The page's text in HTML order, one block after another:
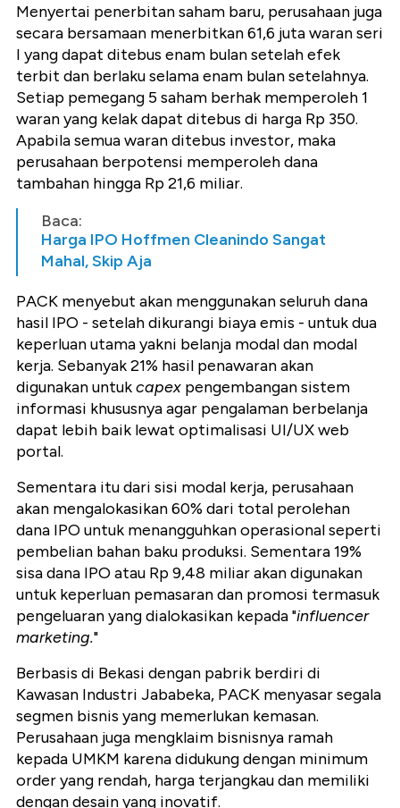
Menyertai penerbitan saham baru, perusahaan juga
secara bersamaan menerbitkan 61,6 juta waran seri
I yang dapat ditebus enam bulan setelah efek
terbit dan berlaku selama enam bulan setelahnya.
Setiap pemegang 5 saham berhak memperoleh 1
waran yang kelak dapat ditebus di harga Rp 350.
Apabila semua waran ditebus investor, maka
perusahaan berpotensi memperoleh dana
tambahan hingga Rp 21,6 miliar.
Baca:
Harga IPO Hoffmen Cleanindo Sangat
Mahal, Skip Aja
PACK menyebut akan menggunakan seluruh dana
hasil IPO - setelah dikurangi biaya emis - untuk dua
keperluan utama yakni belanja modal dan modal
kerja. Sebanyak 21% hasil penawaran akan
digunakan untukcapex pengembangan sistem
informasi khususnya agar pengalaman berbelanja
dapat lebih baik lewat optimalisasi UI/UX web
portal.
Sementara itu dari sisi modal kerja, perusahaan
akan mengalokasikan 60% dari total perolehan
dana IPO untuk menangguhkan operasional seperti
pembelian bahan baku produksi. Sementara 19%
sisa dana IPO atau Rp 9,48 miliar akan digunakan
untuk keperluan pemasaran dan promosi termasuk
pengeluaran yang dialokasikan kepada "influencer
marketing."
Berbasis di Bekasi dengan pabrik berdiri di
Kawasan Industri Jababeka, PACK menyasar segala
segmen bisnis yang memerlukan kemasan.
Perusahaan juga mengklaim bisnisnya ramah
kepada UMKM karena didukung dengan minimum
order yang rendah, harga terjangkau dan memiliki
dengan desain yang inovatif.